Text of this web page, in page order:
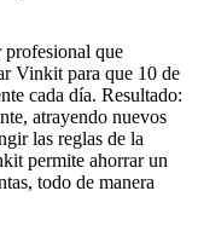
que
Vinkit para que 10 de
cada día. Resultado:
atrayendo nuevos
las reglas de la
permite ahorrar un
todo de manera